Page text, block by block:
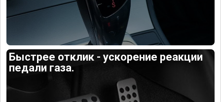
Быстрее отклик - ускорение реакции
педали газа.